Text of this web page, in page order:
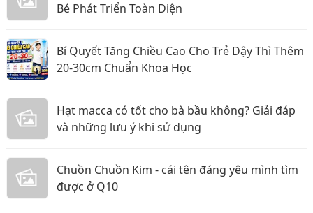
Bé Phát Triển Toàn Diện
Bí Quyết Tăng Chiều Cao Cho Trẻ Dậy Thì Thêm
20-30cm Chuẩn Khoa Học
Hạt macca có tốt cho bà bầu không? Giải đáp
và những lưu ý khi sử dụng
Chuồn Chuồn Kim - cái tên đáng yêu mình tìm
được ở Q10